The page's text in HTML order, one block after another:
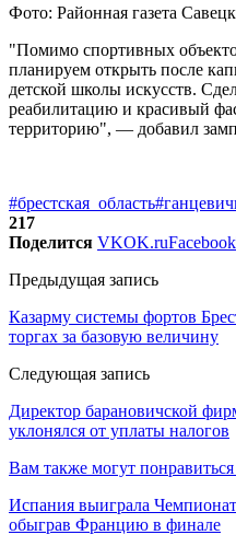
Фото: Районная газета
"Помимо спортивных
планируем открыть после
детской школы искусств.
реабилитацию и красивый
территорию", — добавил
#брестская_область
217
Поделится VKOK.ruFacebook
Предыдущая запись
Казарму системы фортов
торгах за базовую величину
Следующая запись
Директор барановичской
уклонялся от уплаты налогов
Вам также могут понравиться
Испания выиграла
обыграв Францию в финале